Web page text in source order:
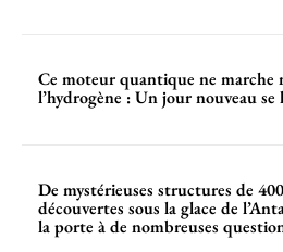
Ce moteur quantique ne marche
l’hydrogène : Un jour nouveau
De mystérieuses structures de
découvertes sous la glace de
la porte à de nombreuses